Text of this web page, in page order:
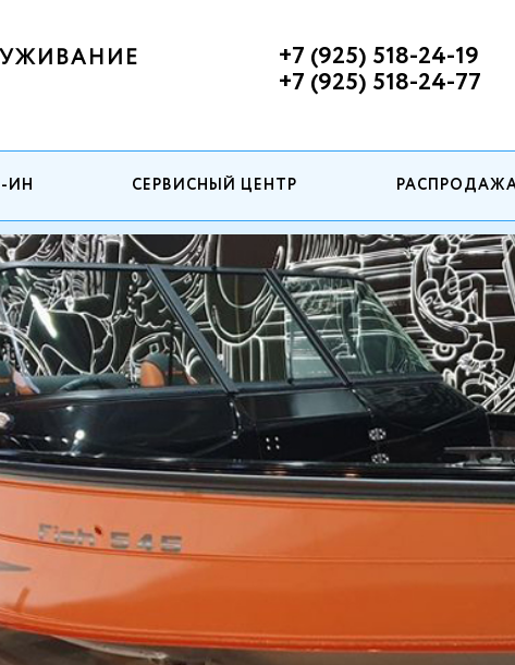
+7 (925) 518-24-19
+7 (925) 518-24-77
ИН СЕРВИСНЫЙ ЦЕНТР